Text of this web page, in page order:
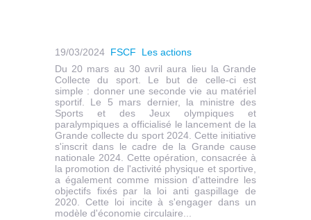
19/03/2024 FSCF
Les actions
Du 20 mars au 30 avril aura lieu la Grande
Collecte du sport. Le but de celle-ci est
simple : donner une seconde vie au matériel
sportif. Le 5 mars dernier, la ministre des
Sports et des Jeux olympiques et
paralympiques a officialisé le lancement de la
Grande collecte du sport 2024. Cette initiative
s'inscrit dans le cadre de la Grande cause
nationale 2024. Cette opération, consacrée à
la promotion de l'activité physique et sportive,
a également comme mission d'atteindre les
objectifs fixés par la loi anti gaspillage de
2020. Cette loi incite à s'engager dans un
modèle d'économie circulaire...